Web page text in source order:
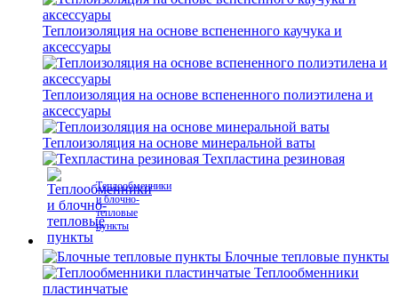
Теплоизоляция на основе вспененного каучука и
аксессуары
Теплоизоляция на основе вспененного полиэтилена и
аксессуары
Теплоизоляция на основе минеральной ваты
Техпластина резиновая
Теплообменники
и блочно-
тепловые
пункты
Блочные тепловые пункты
Теплообменники
пластинчатые